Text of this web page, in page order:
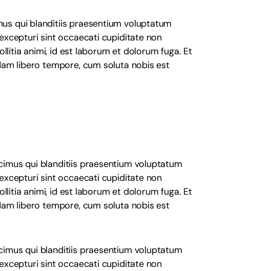
qui blanditiis praesentium voluptatum
sint occaecati cupiditate non
animi, id est laborum et dolorum fuga. Et
libero tempore, cum soluta nobis est
qui blanditiis praesentium voluptatum
sint occaecati cupiditate non
animi, id est laborum et dolorum fuga. Et
libero tempore, cum soluta nobis est
qui blanditiis praesentium voluptatum
sint occaecati cupiditate non